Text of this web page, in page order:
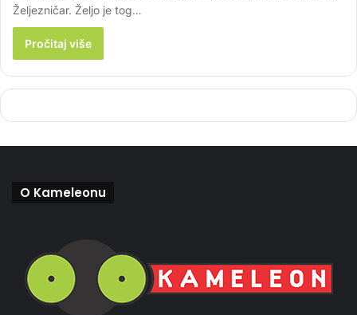
Željezničar. Željo je tog…
Pročitaj više
O Kameleonu